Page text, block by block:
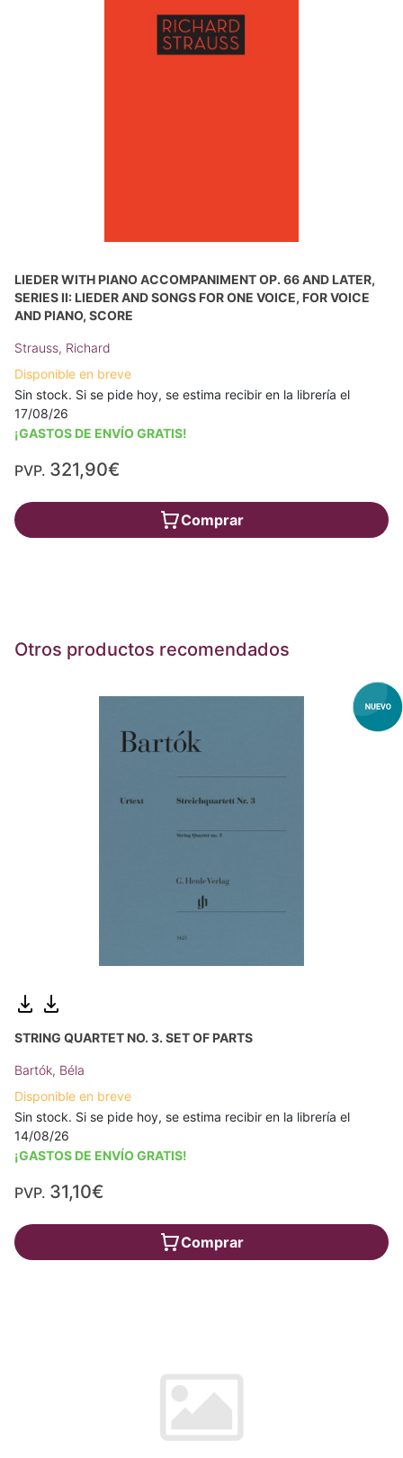
LIEDER WITH PIANO ACCOMPANIMENT OP. 66 AND LATER,
SERIES II: LIEDER AND SONGS FOR ONE VOICE, FOR VOICE
AND PIANO, SCORE
Strauss, Richard
Disponible en breve
Sin stock. Si se pide hoy, se estima recibir en la librería el
17/08/26
¡GASTOS DE ENVÍO GRATIS!
PVP. 321,90€
Comprar
Otros productos recomendados
STRING QUARTET NO. 3. SET OF PARTS
Bartók, Béla
Disponible en breve
Sin stock. Si se pide hoy, se estima recibir en la librería el
14/08/26
¡GASTOS DE ENVÍO GRATIS!
PVP. 31,10€
Comprar